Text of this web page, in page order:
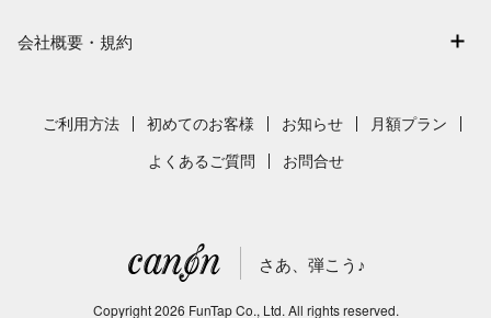
まもなく配信
保育
発表会
新沢としひこ
会社概要・規約
採用情報
サイトマップ
ご利用方法 初めてのお客様 お知らせ 月額プラン
よくあるご質問 お問合せ
さあ、弾こう♪
Copyright2026 FunTap Co., Ltd. All rights reserved.